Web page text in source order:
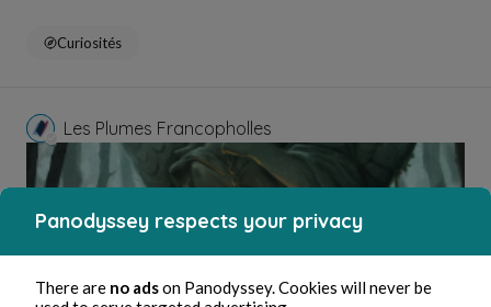
Curiosités
Les Plumes Francopholles
Panodyssey respects your privacy
There are no adson Panodyssey. Cookies will never be